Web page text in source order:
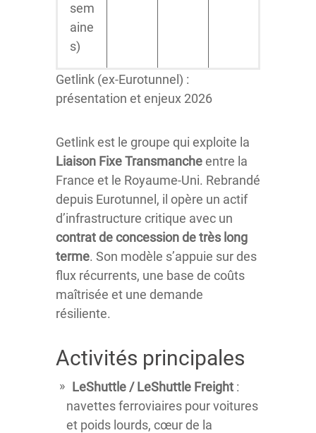
sem
aine
s)
Getlink (ex-Eurotunnel) :
présentation et enjeux 2026
Getlink est le groupe qui exploite la
Liaison Fixe Transmancheentre la
France et le Royaume-Uni. Rebrandé
depuis Eurotunnel, il opère un actif
d’infrastructure critique avec un
contrat de concession de très long
terme. Son modèle s’appuie sur des
flux récurrents, une base de coûts
maîtrisée et une demande
résiliente.
Activités principales
LeShuttle / LeShuttle Freight :
navettes ferroviaires pour voitures
et poids lourds, cœur de la